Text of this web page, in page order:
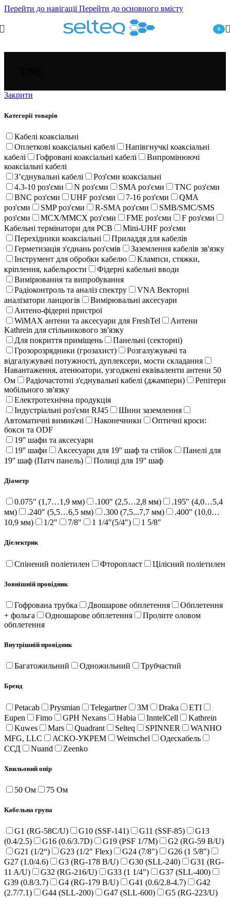
Перейти до навігаціїПерейти до основного вмісту
0
Закрити
Категорії товарів
Кабелі коаксіальні
Оплеткові коаксіальні кабелі
Напівгнучкі коаксіальні
кабелі
Гофровані коаксіальні кабелі
Випромінюючі
коаксіальні кабелі
Зʼєднувальні кабелі
Роз'єми коаксіальні
4.3-10 роз'єми
N роз'єми SMA роз'єми
TNC роз'єми
BNC роз'єми
UHF роз'єми 7-16 роз'єми
QMA
роз'єми
SMP роз'єми R-SMA роз'єми
SMB/SMC/SMS
роз'єми
MCX/MMCX роз'єми FME роз'єми
F роз'єми
Кабельні термінатори для PCB
Mini-UHF роз'єми
Перехідники коаксіальні
Приладдя для кабелів
Герметизація з'єднань роз'ємів
Заземлення кабелів зв'язку
Інструмент для обробки кабелю
Клампси, стяжки,
кріплення, кабельрости
Фідерні кабельні вводи
Вимірювання та випробування
Радіоконтроль та аналіз спектру
VNA Векторні
аналізатори ланцюгів
Вимірювальні аксесуари
Антено-фідерні пристрої
WiMAX антени та аксесуари для FreshTel
Антени
Kathrein для стільникового зв'язку
Для покриття приміщень
Панельні (секторні)
Грозорозрядники (грозахист)
Розгалужувачі та
відгалужувачі потужності, дуплексери, мости складання
Навантаження, атенюатори, узгоджені еквіваленти антени 50
Ом
Радіочастотні з'єднувальні кабелі (джампери)
Репітери
мобільного зв'язку
Електротехнічна продукція
Індустріальні роз'єми RJ45
Шини заземлення
Автоматичні вимикачі
Наконечники
Оптичні кроси:
бокси та ODF
19'' шафи та аксесуари
19'' шафи
Аксесуари для 19'' шаф та стійок
Панелі для
19'' шаф (Патч панель)
Полиці для 19'' шаф
Діаметр
0.075" (1,7…1,9 мм) .100" (2,5…2,8 мм)
.195" (4,0…5,4
мм)
.240" (5,5…6,5 мм) .300 (7,5...7,7 мм)
.400" (10,0…
10,9 мм)
1/2" 7/8" 1 1/4"(5/4") 1 5/8"
Діелектрик
Спінений поліетилен Фторопласт Цілісний поліетилен
Зовнішній провідник
Гофрована трубка Двошарове обплетення
Обплетення
+ фольга
Одношарове обплетення
Пролите оловом
обплетення
Внутрішній провідник
Багатожильний Одножильний Трубчастий
Бренд
Petacab Prysmian Telegartner 3M Draka
ETI
Eupen
Fimo GPH Nexans Habia InntelCell
Kathrein
Kuwes
Mars Quadrant Selteq SPINNER
WANHO
MFG, LLC
АСКО-УКРЕМ Weinschel
Одескабель
ССД
Nuand Zeenko
Хвильовий опір
50 Ом 75 Ом
Кабельна група
G1 (RG-58C/U) G10 (SSF-141) G11 (SSF-85)
G13
(0.4/2.5)
G16 (0.6/3.7D) G19 (PSF 1/7M)
G2 (RG-59 B/U)
G21 (1/2“)
G23 (1/2″ Flex) G24 (7/8")
G26 (1 5/8")
G27 (1.0/4.6)
G3 (RG-178 B/U) G30 (SLL-240)
G31 (RG-
11 A/U)
G32 (RG-216/U) G33 (1 1/4")
G37 (SLL-400)
G39 (0.8/3.7)
G4 (RG-179 B/U) G41 (0.6/2.8-4.7)
G42
(2.7/7.1)
G44 (SLL-200) G47 (SLL-600)
G5 (RG-223/U)